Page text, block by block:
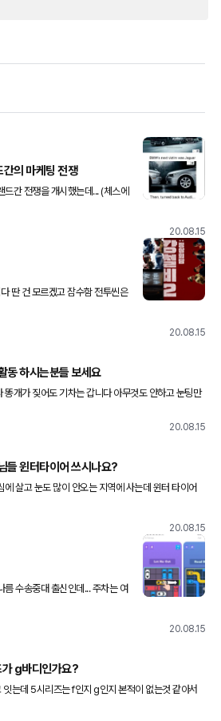
의 마케팅 전쟁
20.08.15
은
스매싱 맞는 정우성에 감정
20.08.15
동 하시는분들 보세요
기차는 갑니다 아무것도 안하고 눈팅만
적으로 활동을 해도 그것 시
20.08.15
들 윈터타이어 쓰시나요?
살고 눈도 많이 안오는 지역에 사는데 윈터 타이어
20.08.15
20.08.15
가 g바디인가요?
는데 5시리즈는 f인지 g인지 본적이 없는것 같아서
다 ㅎㅎ